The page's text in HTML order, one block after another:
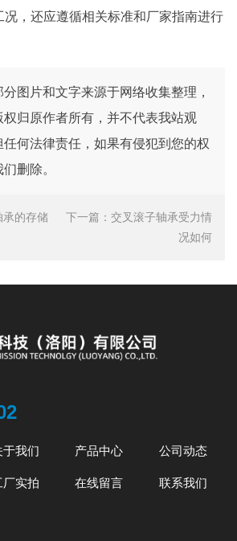
况，还应遵循相关标准和厂家指南进行
分图片和文字来源于网络收集整理，
归原作者所有，并不代表我站观
任何法律责任，如果有侵犯到您的权
删除。
的存储
下一篇： 交叉滚子轴承受力情
况如何
于我们 产品中心 公司动态
厂实拍 在线留言 联系我们